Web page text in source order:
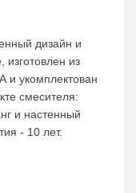
дизайн и
изготовлен из
и укомплектован
смесителя:
и настенный
- 10 лет.